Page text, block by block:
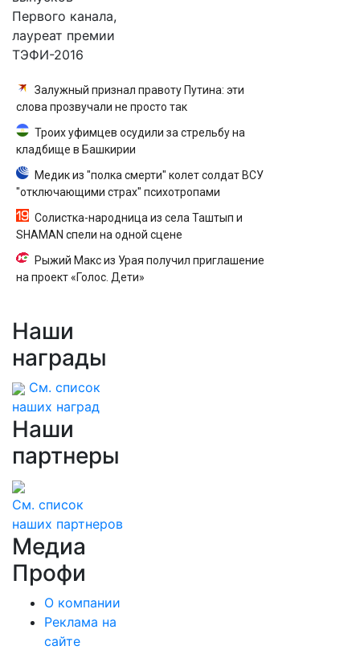
Первого канала,
лауреат премии
ТЭФИ-2016
Залужный признал правоту Путина: эти
слова прозвучали не просто так
Троих уфимцев осудили за стрельбу на
кладбище в Башкирии
Медик из "полка смерти" колет солдат ВСУ
"отключающими страх" психотропами
Солистка-народница из села Таштып и
SHAMAN спели на одной сцене
Рыжий Макс из Урая получил приглашение
на проект «Голос. Дети»
Наши
награды
См. список
наших наград
Наши
партнеры
См. список
наших партнеров
Медиа
Профи
О компании
Реклама на
сайте